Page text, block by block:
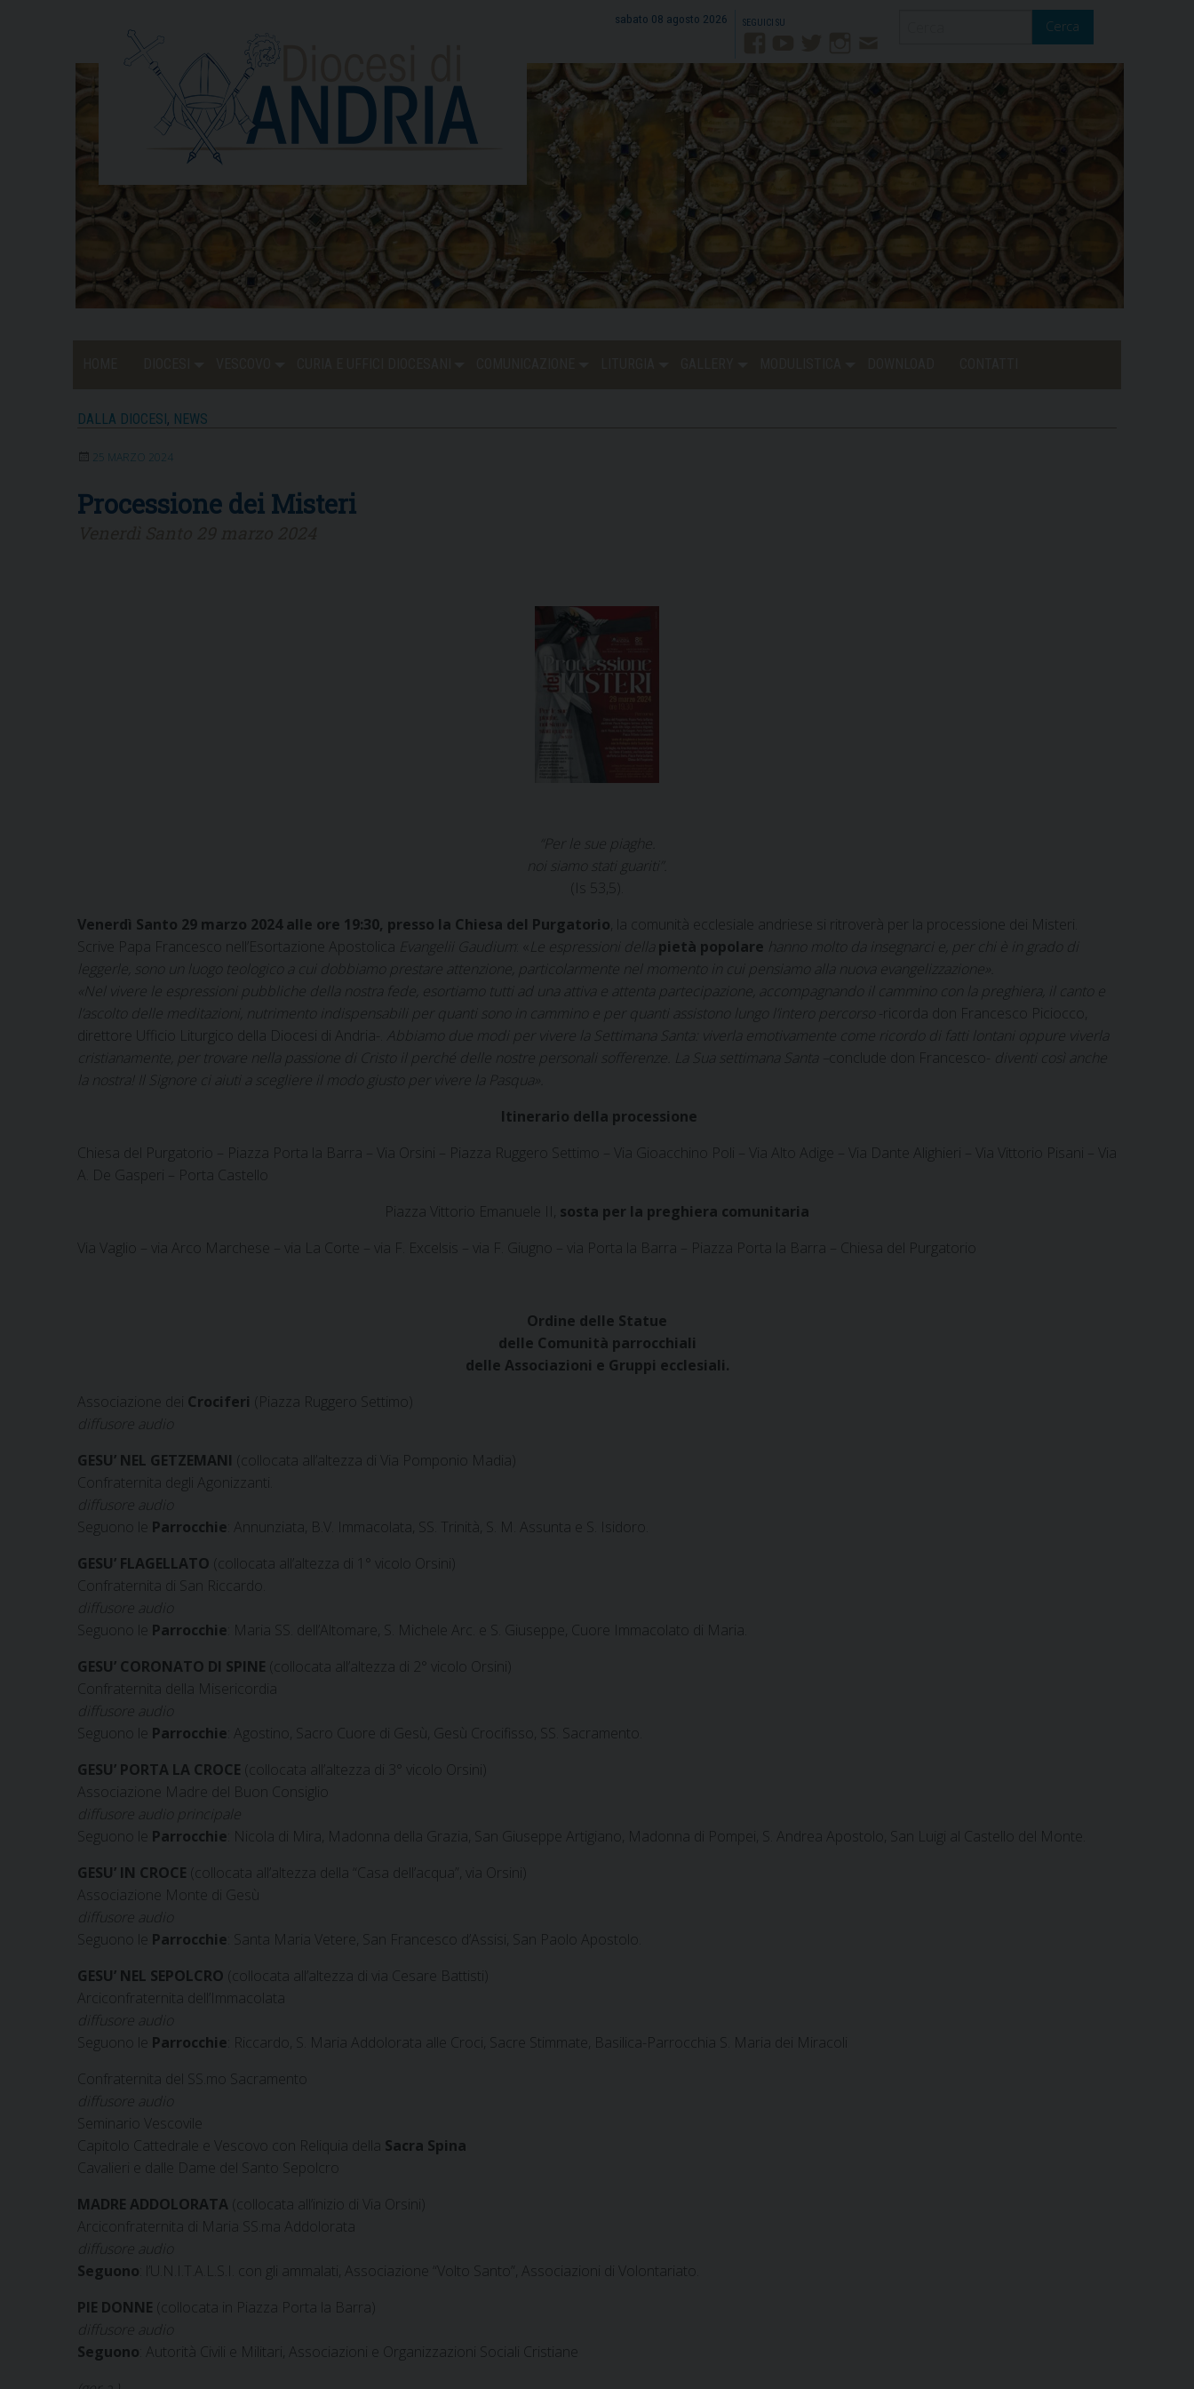
sabato 08 agosto 2026
Facebook
YouTube
TwitterInstagram
Contatti
Mail
Cerca
DALLA DIOCESI, NEWS
25 MARZO 2024
Processione dei Misteri
“Per le sue piaghe.
noi siamo stati guariti”.
(Is 53,5).
Venerdì Santo 29 marzo 2024 alle ore 19:30, presso la Chiesa del Purgatorio , la comunità ecclesiale andriese si ritroverà per la processione dei Misteri.
Scrive Papa Francesco nell’Esortazione Apostolica Evangelii Gaudium : « Le espressioni della pietà popolare hanno molto da insegnarci e, per chi è in grado di
leggerle, sono un luogo teologico a cui dobbiamo prestare attenzione, particolarmente nel momento in cui pensiamo alla nuova evangelizzazione».
«Nel vivere le espressioni pubbliche della nostra fede, esortiamo tutti ad una attiva e attenta partecipazione, accompagnando il cammino con la preghiera, il canto e
l’ascolto delle meditazioni, nutrimento indispensabili per quanti sono in cammino e per quanti assistono lungo l’intero percorso
-ricorda don Francesco Piciocco,
direttore Ufficio Liturgico della Diocesi di Andria-.
Abbiamo due modi per vivere la Settimana Santa: viverla emotivamente come ricordo di fatti lontani oppure viverla
cristianamente, per trovare nella passione di Cristo il perché delle nostre personali sofferenze. La Sua settimana Santa –
conclude don Francesco-
diventi così anche
la nostra! Il Signore ci aiuti a scegliere il modo giusto per vivere la Pasqua».
Itinerario della processione
Chiesa del Purgatorio – Piazza Porta la Barra – Via Orsini – Piazza Ruggero Settimo – Via Gioacchino Poli – Via Alto Adige – Via Dante Alighieri – Via Vittorio Pisani – Via
A. De Gasperi – Porta Castello
Piazza Vittorio Emanuele II, sosta per la preghiera comunitaria
Via Vaglio – via Arco Marchese – via La Corte – via F. Excelsis – via F. Giugno – via Porta la Barra – Piazza Porta la Barra – Chiesa del Purgatorio
Ordine delle Statue
delle Comunità parrocchiali
delle Associazioni e Gruppi ecclesiali.
Associazione dei Crociferi (Piazza Ruggero Settimo)
diffusore audio
GESU’ NEL GETZEMANI
(collocata all’altezza di Via Pomponio Madia)
Confraternita degli Agonizzanti.
diffusore audio
Seguono le Parrocchie Annunziata, B.V. Immacolata, SS. Trinità, S. M. Assunta e S. Isidoro.
GESU’ FLAGELLATO
(collocata all’altezza di 1° vicolo Orsini)
Confraternita di San Riccardo.
diffusore audio
Seguono le Parrocchie : Maria SS. dell’Altomare, S. Michele Arc. e S. Giuseppe, Cuore Immacolato di Maria.
GESU’ CORONATO DI SPINE
(collocata all’altezza di 2° vicolo Orsini)
Confraternita della Misericordia
diffusore audio
Seguono le Parrocchie Agostino, Sacro Cuore di Gesù, Gesù Crocifisso, SS. Sacramento.
GESU’ PORTA LA CROCE
(collocata all’altezza di 3° vicolo Orsini)
Associazione Madre del Buon Consiglio
diffusore audio principale
Seguono le Parrocchie Nicola di Mira, Madonna della Grazia, San Giuseppe Artigiano, Madonna di Pompei, S. Andrea Apostolo, San Luigi al Castello del Monte.
GESU’ IN CROCE
(collocata all’altezza della “Casa dell’acqua”, via Orsini)
Associazione Monte di Gesù
diffusore audio
Seguono le Parrocchie : Santa Maria Vetere, San Francesco d’Assisi, San Paolo Apostolo.
GESU’ NEL SEPOLCRO
(collocata all’altezza di via Cesare Battisti)
Arciconfraternita dell’Immacolata
diffusore audio
Seguono le Parrocchie Riccardo, S. Maria Addolorata alle Croci, Sacre Stimmate, Basilica-Parrocchia S. Maria dei Miracoli
Confraternita del SS.mo Sacramento
diffusore audio
Seminario Vescovile
Capitolo Cattedrale e Vescovo con Reliquia della Sacra Spina
Cavalieri e dalle Dame del Santo Sepolcro
MADRE ADDOLORATA
(collocata all’inizio di Via Orsini)
Arciconfraternita di Maria SS.ma Addolorata
diffusore audio
Seguono : l’U.N.I.T.A.L.S.I. con gli ammalati, Associazione “Volto Santo”, Associazioni di Volontariato.
PIE DONNE (collocata in Piazza Porta la Barra)
diffusore audio
Seguono : Autorità Civili e Militari, Associazioni e Organizzazioni Sociali Cristiane